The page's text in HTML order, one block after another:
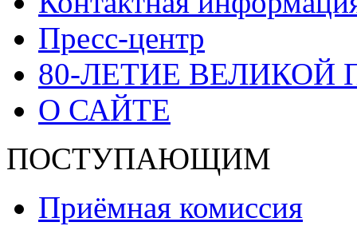
Пресс-центр
80-ЛЕТИЕ ВЕЛИКОЙ
О САЙТЕ
ПОСТУПАЮЩИМ
Приёмная комиссия